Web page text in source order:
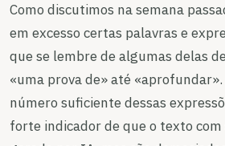
Como discutimos na semana
em excesso certas palavras e
que se lembre de algumas delas
«uma prova de» até
número suficiente dessas
forte indicador de que o texto